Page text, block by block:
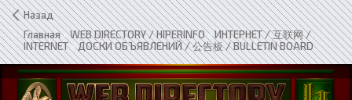
Назад
Главная»WEB DIRECTORY / HIPERINFO»ИНТЕРНЕТ / 互联网 /
INTERNET»ДОСКИ ОБЪЯВЛЕНИЙ / 公告板 / BULLETIN BOARD